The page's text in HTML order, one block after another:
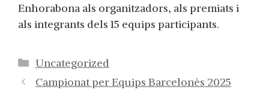
Enhorabona als organitzadors, als premiats i
als integrants dels 15 equips participants.
Categorías
Uncategorized
Campionat per Equips Barcelonès 2025